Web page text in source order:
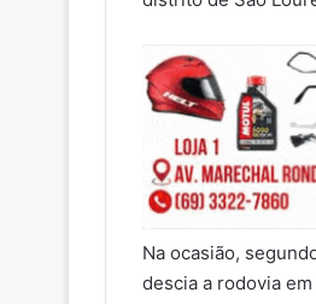
Na ocasião,
descia a rodovia